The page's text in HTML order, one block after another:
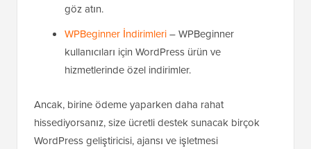
göz atın.
WPBeginner İndirimleri– WPBeginner
kullanıcıları için WordPress ürün ve
hizmetlerinde özel indirimler.
Ancak, birine ödeme yaparken daha rahat
hissediyorsanız, size ücretli destek sunacak birçok
WordPress geliştiricisi, ajansı ve işletmesi